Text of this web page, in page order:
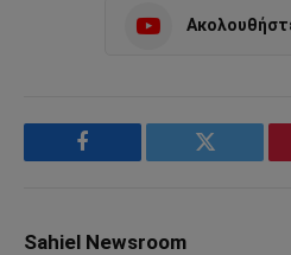
Facebook Twitter
Sahiel Newsroom